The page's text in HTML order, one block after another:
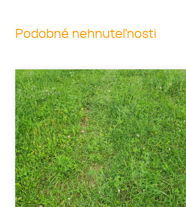
Podobné nehnuteľnosti